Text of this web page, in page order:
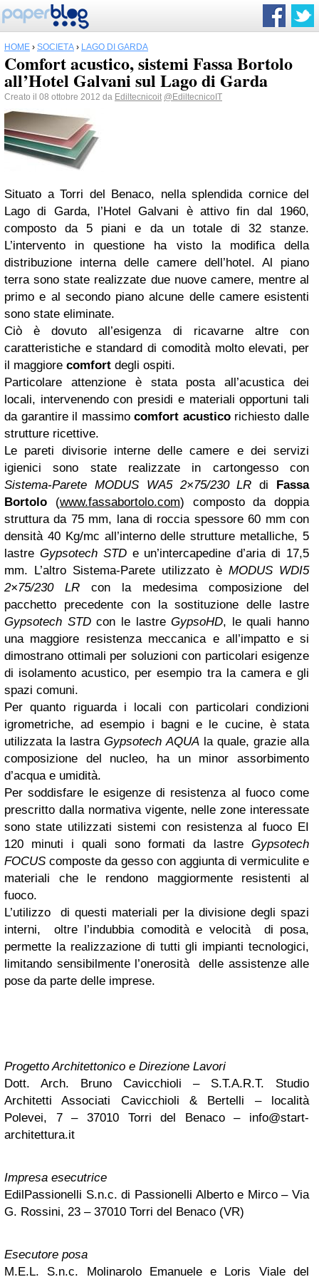
HOME › SOCIETÀ › LAGO DI GARDA
Comfort acustico, sistemi Fassa Bortolo
all’Hotel Galvani sul Lago di Garda
Creato il 08 ottobre 2012 da Ediltecnicoit @EdiltecnicoIT
Situato a Torri del Benaco, nella splendida cornice del
Lago di Garda, l’Hotel Galvani è attivo fin dal 1960,
composto da 5 piani e da un totale di 32 stanze.
L’intervento in questione ha visto la modifica della
distribuzione interna delle camere dell’hotel. Al piano
terra sono state realizzate due nuove camere, mentre al
primo e al secondo piano alcune delle camere esistenti
sono state eliminate.
Ciò è dovuto all’esigenza di ricavarne altre con
caratteristiche e standard di comodità molto elevati, per
il maggiore comfort degli ospiti.
Particolare attenzione è stata posta all’acustica dei
locali, intervenendo con presidi e materiali opportuni tali
da garantire il massimocomfort acusticorichiesto dalle
strutture ricettive.
Le pareti divisorie interne delle camere e dei servizi
igienici sono state realizzate in cartongesso con
Sistema-Parete MODUS WA5 2×75/230 LR di Fassa
Bortolo (www.fassabortolo.com) composto da doppia
struttura da 75 mm, lana di roccia spessore 60 mm con
densità 40 Kg/mc all’interno delle strutture metalliche, 5
lastre Gypsotech STDe un’intercapedine d’aria di 17,5
mm. L’altro Sistema-Parete utilizzato è MODUS WDI5
2×75/230 LR con la medesima composizione del
pacchetto precedente con la sostituzione delle lastre
Gypsotech STDcon le lastreGypsoHD, le quali hanno
una maggiore resistenza meccanica e all’impatto e si
dimostrano ottimali per soluzioni con particolari esigenze
di isolamento acustico, per esempio tra la camera e gli
spazi comuni.
Per quanto riguarda i locali con particolari condizioni
igrometriche, ad esempio i bagni e le cucine, è stata
utilizzata la lastraGypsotech AQUAla quale, grazie alla
composizione del nucleo, ha un minor assorbimento
d’acqua e umidità.
Per soddisfare le esigenze di resistenza al fuoco come
prescritto dalla normativa vigente, nelle zone interessate
sono state utilizzati sistemi con resistenza al fuoco EI
120 minuti i quali sono formati da lastre Gypsotech
FOCUS composte da gesso con aggiunta di vermiculite e
materiali che le rendono maggiormente resistenti al
fuoco.
L’utilizzo di questi materiali per la divisione degli spazi
interni, oltre l’indubbia comodità e velocità di posa,
permette la realizzazione di tutti gli impianti tecnologici,
limitando sensibilmente l’onerosità delle assistenze alle
pose da parte delle imprese.
Progetto Architettonico e Direzione Lavori
Dott. Arch. Bruno Cavicchioli – S.T.A.R.T. Studio
Architetti Associati Cavicchioli & Bertelli – località
Polevei, 7 – 37010 Torri del Benaco – info@start-
architettura.it
Impresa esecutrice
EdilPassionelli S.n.c. di Passionelli Alberto e Mirco – Via
G. Rossini, 23 – 37010 Torri del Benaco (VR)
Esecutore posa
M.E.L. S.n.c. Molinarolo Emanuele e Loris Viale del